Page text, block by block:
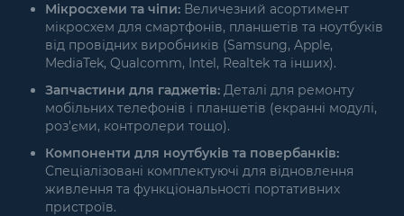
Мікросхеми та чіпи: Величезний асортимент
мікросхем для смартфонів, планшетів та ноутбуків
від провідних виробників (Samsung, Apple,
MediaTek, Qualcomm, Intel, Realtek та інших).
Запчастини для гаджетів: Деталі для ремонту
мобільних телефонів і планшетів (екранні модулі,
роз'єми, контролери тощо).
Компоненти для ноутбуків та повербанків:
Спеціалізовані комплектуючі для відновлення
живлення та функціональності портативних
пристроїв.